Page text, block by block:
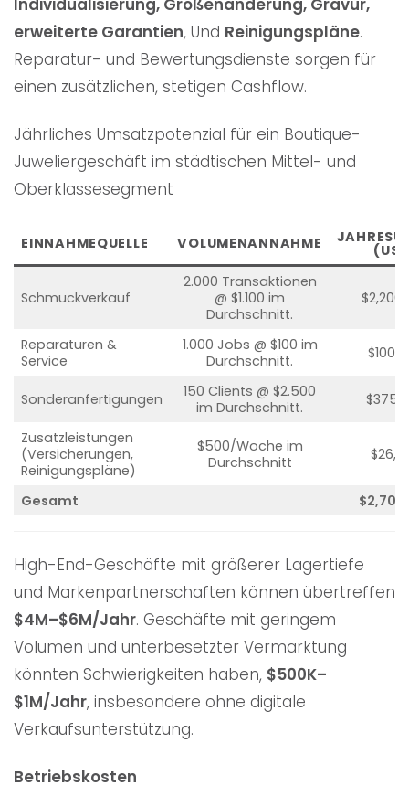
erweiterte Garantien, Und Reinigungspläne.
Reparatur- und Bewertungsdienste sorgen für
einen zusätzlichen, stetigen Cashflow.
Jährliches Umsatzpotenzial für ein Boutique-
Juweliergeschäft im städtischen Mittel- und
Oberklassesegment
EINNAHMEQUELLE VOLUMENANNAHME
Schmuckverkauf
2.000 Transaktionen
@ $1.100 im
Durchschnitt.
Reparaturen &
Service
1.000 Jobs @ $100 im
Durchschnitt.
Sonderanfertigungen
150 Clients @ $2.500
im Durchschnitt.
Zusatzleistungen
(Versicherungen,
Reinigungspläne)
$500/Woche im
Durchschnitt
Gesamt
High-End-Geschäfte mit größerer Lagertiefe
und Markenpartnerschaften können übertreffen
$4M–$6M/Jahr. Geschäfte mit geringem
Volumen und unterbesetzter Vermarktung
könnten Schwierigkeiten haben, $500K–
$1M/Jahr, insbesondere ohne digitale
Verkaufsunterstützung.
Betriebskosten